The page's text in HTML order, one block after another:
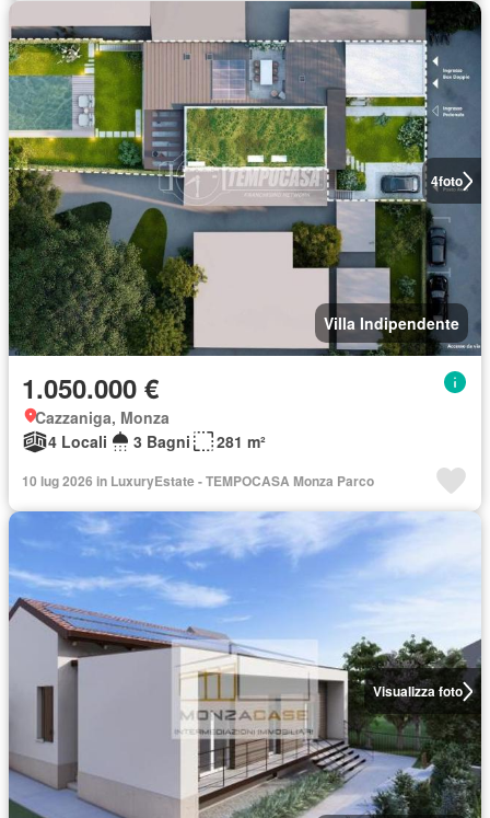
4foto
Villa Indipendente
1.050.000 €
Cazzaniga, Monza
4 Locali
3 Bagni 281 m²
10 lug 2026 in LuxuryEstate - TEMPOCASA Monza Parco
Visualizza foto